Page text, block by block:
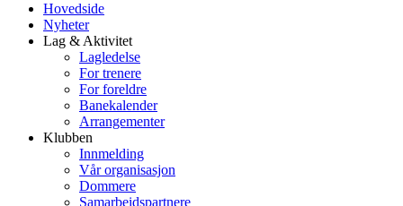
Hovedside
Nyheter
Lag & Aktivitet
Lagledelse
For trenere
For foreldre
Banekalender
Arrangementer
Klubben
Innmelding
Vår organisasjon
Dommere
Samarbeidspartnere